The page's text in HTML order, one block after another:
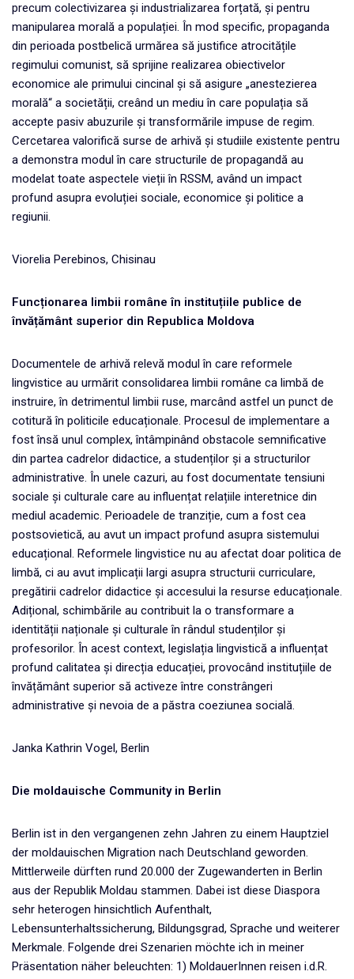
precum colectivizarea și industrializarea forțată, și pentru
manipularea morală a populației. În mod specific, propaganda
din perioada postbelică urmărea să justifice atrocitățile
regimului comunist, să sprijine realizarea obiectivelor
economice ale primului cincinal și să asigure „anestezierea
morală“ a societății, creând un mediu în care populația să
accepte pasiv abuzurile și transformările impuse de regim.
Cercetarea valorifică surse de arhivă și studiile existente pentru
a demonstra modul în care structurile de propagandă au
modelat toate aspectele vieții în RSSM, având un impact
profund asupra evoluției sociale, economice și politice a
regiunii.
Viorelia Perebinos, Chisinau
Funcționarea limbii române în instituțiile publice de
învățământ superior din Republica Moldova
Documentele de arhivă relevă modul în care reformele
lingvistice au urmărit consolidarea limbii române ca limbă de
instruire, în detrimentul limbii ruse, marcând astfel un punct de
cotitură în politicile educaționale. Procesul de implementare a
fost însă unul complex, întâmpinând obstacole semnificative
din partea cadrelor didactice, a studenților și a structurilor
administrative. În unele cazuri, au fost documentate tensiuni
sociale și culturale care au influențat relațiile interetnice din
mediul academic. Perioadele de tranziție, cum a fost cea
postsovietică, au avut un impact profund asupra sistemului
educațional. Reformele lingvistice nu au afectat doar politica de
limbă, ci au avut implicații largi asupra structurii curriculare,
pregătirii cadrelor didactice și accesului la resurse educaționale.
Adițional, schimbările au contribuit la o transformare a
identității naționale și culturale în rândul studenților și
profesorilor. În acest context, legislația lingvistică a influențat
profund calitatea și direcția educației, provocând instituțiile de
învățământ superior să activeze între constrângeri
administrative și nevoia de a păstra coeziunea socială.
Janka Kathrin Vogel, Berlin
Die moldauische Community in Berlin
Berlin ist in den vergangenen zehn Jahren zu einem Hauptziel
der moldauischen Migration nach Deutschland geworden.
Mittlerweile dürften rund 20.000 der Zugewanderten in Berlin
aus der Republik Moldau stammen. Dabei ist diese Diaspora
sehr heterogen hinsichtlich Aufenthalt,
Lebensunterhaltssicherung, Bildungsgrad, Sprache und weiterer
Merkmale. Folgende drei Szenarien möchte ich in meiner
Präsentation näher beleuchten: 1) MoldauerInnen reisen i.d.R.